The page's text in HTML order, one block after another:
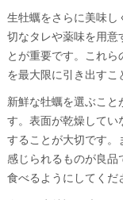
生牡蠣をさらに美味し
切なタレや薬味を用意
とが重要です。これ
を最大限に引き出すこ
新鮮な牡蠣を選ぶこと
す。表面が乾燥してい
することが大切です。
感じられるものが良品
食べるようにしてくだ